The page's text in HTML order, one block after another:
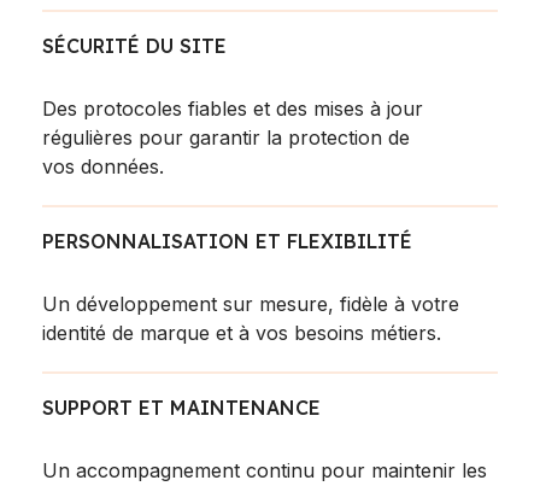
SÉCURITÉ DU SITE
Des protocoles fiables et des mises à jour
régulières pour garantir la protection de
vos données.
PERSONNALISATION ET FLEXIBILITÉ
Un développement sur mesure, fidèle à votre
identité de marque et à vos besoins métiers.
SUPPORT ET MAINTENANCE
Un accompagnement continu pour maintenir les